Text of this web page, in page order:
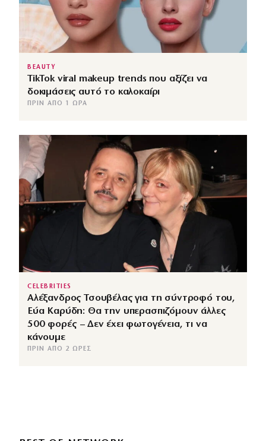
BEAUTY
TikTok viral makeup trends που αξίζει να
δοκιμάσεις αυτό το καλοκαίρι
ΠΡΙΝ ΑΠΌ 1 ΏΡΑ
CELEBRITIES
Αλέξανδρος Τσουβέλας για τη σύντροφό του,
Εύα Καρύδη: Θα την υπερασπιζόμουν άλλες
500 φορές – Δεν έχει φωτογένεια, τι να
κάνουμε
ΠΡΙΝ ΑΠΌ 2 ΏΡΕΣ